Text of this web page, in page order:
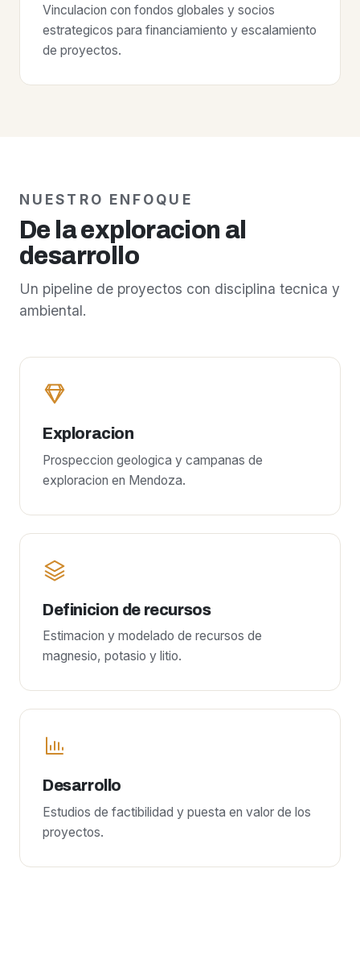
Vinculacion con fondos globales y socios
estrategicos para financiamiento y escalamiento
de proyectos.
NUESTRO ENFOQUE
De la exploracion al
desarrollo
Un pipeline de proyectos con disciplina tecnica y
ambiental.
Exploracion
Prospeccion geologica y campanas de
exploracion en Mendoza.
Definicion de recursos
Estimacion y modelado de recursos de
magnesio, potasio y litio.
Desarrollo
Estudios de factibilidad y puesta en valor de los
proyectos.